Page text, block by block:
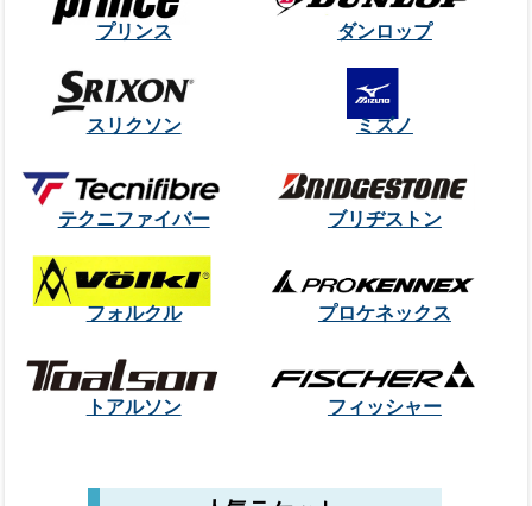
プリンス ダンロップ
スリクソン ミズノ
テクニファイバー ブリヂストン
フォルクル プロケネックス
トアルソン フィッシャー